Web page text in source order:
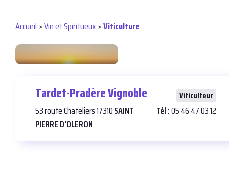
Accueil>Vin et Spiritueux>Viticulture
Maxime Pinard
Viticulteur à La Brée-les-
Bains
Tardet-Pradère Vignoble Viticulteur
53 route Chateliers 17310SAINT
PIERRE D'OLERON
Tél :05 46 47 03 12